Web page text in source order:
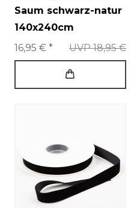
Saum schwarz-natur
140x240cm
UVP 18,95 €
16,95 € *